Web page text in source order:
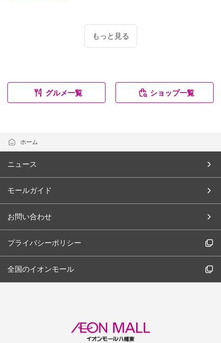
もっと見る
グルメ一覧 ショップ一覧
ホーム
ニュース
モールガイド
お問い合わせ
プライバシーポリシー
全国のイオンモール